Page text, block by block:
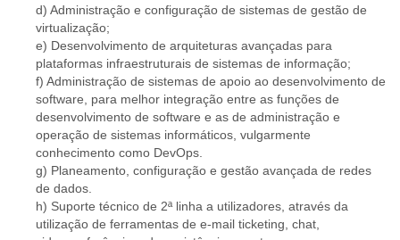
d) Administração e configuração de sistemas de gestão de
virtualização;
e) Desenvolvimento de arquiteturas avançadas para
plataformas infraestruturais de sistemas de informação;
f) Administração de sistemas de apoio ao desenvolvimento de
software, para melhor integração entre as funções de
desenvolvimento de software e as de administração e
operação de sistemas informáticos, vulgarmente
conhecimento como DevOps.
g) Planeamento, configuração e gestão avançada de redes
de dados.
h) Suporte técnico de 2ª linha a utilizadores, através da
utilização de ferramentas de e-mail ticketing, chat,